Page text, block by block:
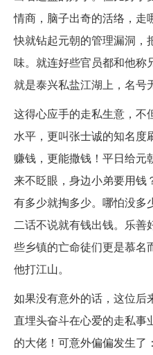
情商，脑子出奇的活络，走
快就钻起元朝的管理漏洞，
味。就连好些官员都和他称
就是泰兴私盐江湖上，名号
这得心应手的走私生意，不
水平，更叫张士诚的知名度
赚钱，更能撒钱！平日给元
来不眨眼，身边小弟要用钱
有多少就掏多少。哪怕没多
二话不说就有钱出钱。乐善
些乡镇的亡命徒们更是慕名
他打江山。
如果没有意外的话，这位后
直埋头奋斗在心爱的走私事
的大佬！可意外偏偏发生了